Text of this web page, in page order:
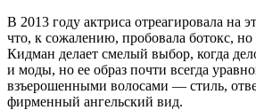
В 2013 году актриса отреагировала на
что, к сожалению, пробовала ботокс, но
Кидман делает смелый выбор, когда
и моды, но ее образ почти всегда
взъерошенными волосами — стиль,
фирменный ангельский вид.